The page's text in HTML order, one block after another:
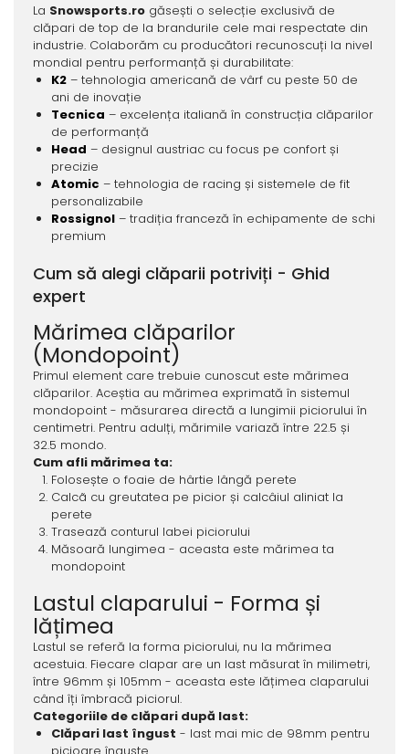
La Snowsports.rogăsești o selecție exclusivă de
clăpari de top de la brandurile cele mai respectate din
industrie. Colaborăm cu producători recunoscuți la nivel
mondial pentru performanță și durabilitate:
K2– tehnologia americană de vârf cu peste 50 de
ani de inovație
Tecnica – excelența italiană în construcția clăparilor
de performanță
Head – designul austriac cu focus pe confort și
precizie
Atomic – tehnologia de racing și sistemele de fit
personalizabile
Rossignol– tradiția franceză în echipamente de schi
premium
Cum să alegi clăparii potriviți - Ghid
expert
Mărimea clăparilor
(Mondopoint)
Primul element care trebuie cunoscut este mărimea
clăparilor. Aceștia au mărimea exprimată în sistemul
mondopoint - măsurarea directă a lungimii piciorului în
centimetri. Pentru adulți, mărimile variază între 22.5 și
32.5 mondo.
Cum afli mărimea ta:
Folosește o foaie de hârtie lângă perete
Calcã cu greutatea pe picior și calcâiul aliniat la
perete
Trasează conturul labei piciorului
Măsoară lungimea - aceasta este mărimea ta
mondopoint
Lastul claparului - Forma și
lățimea
Lastul se referă la forma piciorului, nu la mărimea
acestuia. Fiecare clapar are un last măsurat în milimetri,
între 96mm și 105mm - aceasta este lățimea claparului
când îți îmbracă piciorul.
Categoriile de clăpari după last:
Clăpari last îngust - last mai mic de 98mm pentru